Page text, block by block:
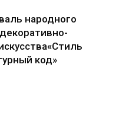
народного
код»